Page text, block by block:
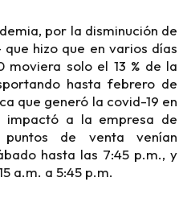
por la disminución de
hizo que en varios días
solo el 13 % de la
hasta febrero de
que generó la covid-19 en
impactó a la empresa de
de venta venían
hasta las 7:45 p.m., y
a.m. a 5:45 p.m.